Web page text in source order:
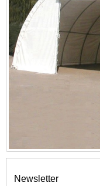
Newsletter